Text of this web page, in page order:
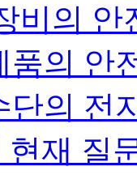
비의 안
품의 안
단의 전
현재 질